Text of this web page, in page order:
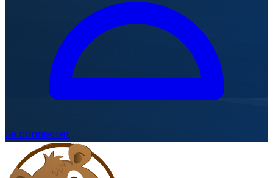
Se connecter